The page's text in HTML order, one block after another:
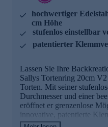
hochwertiger
cm Höhe
stufenlos einstellbar
patentierter
Lassen Sie Ihre
Sallys Tortenring 20cm
Torten. Mit seiner
Durchmesser und einer
eröffnet er grenzenlose
innovative, patentierte
und verhindert lästiges